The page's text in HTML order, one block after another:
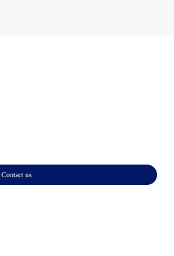
Contact us